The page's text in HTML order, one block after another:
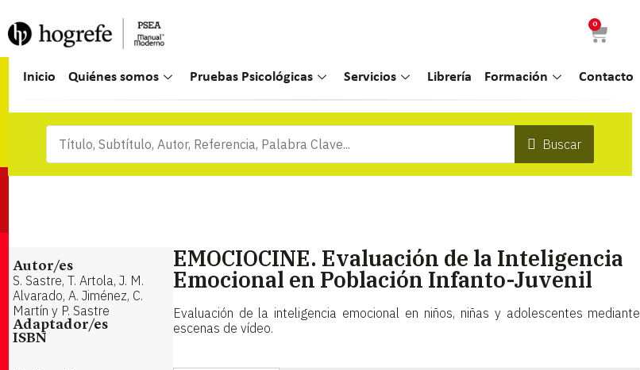
0
Inicio Quiénes somos Pruebas Psicológicas Servicios Librería Formación Contacto
Buscar
Autor/es
S. Sastre, T. Artola, J. M.
Alvarado, A. Jiménez, C.
Martín y P. Sastre
Adaptador/es
ISBN
EMOCIOCINE. Evaluación de la Inteligencia
Emocional en Población Infanto-Juvenil
Evaluación de la inteligencia emocional en niños, niñas y adolescentes mediante
escenas de vídeo.